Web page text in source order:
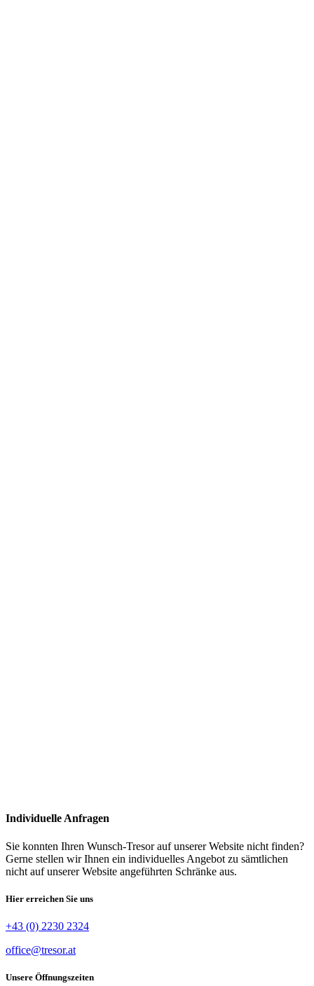
Individuelle Anfragen
Sie konnten Ihren Wunsch-Tresor auf unserer Website nicht finden?
Gerne stellen wir Ihnen ein individuelles Angebot zu sämtlichen
nicht auf unserer Website angeführten Schränke aus.
Hier erreichen Sie uns
+43 (0) 2230 2324
office@tresor.at
Unsere Öffnungszeiten